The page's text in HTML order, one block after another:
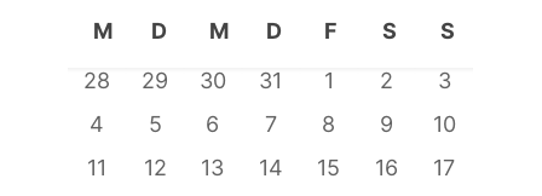
Suche
und
Ansichten,
wählen.
Kalender
von
Veranstaltungen
M
D
M
D
F
S
S
0
28
0
29
0
30
0
31
0
1
0
2
0
3
0
4
0
5
0
6
0
7
0
8
0
9
0
10
0
11
0
12
0
13
0
14
0
15
0
16
0
17